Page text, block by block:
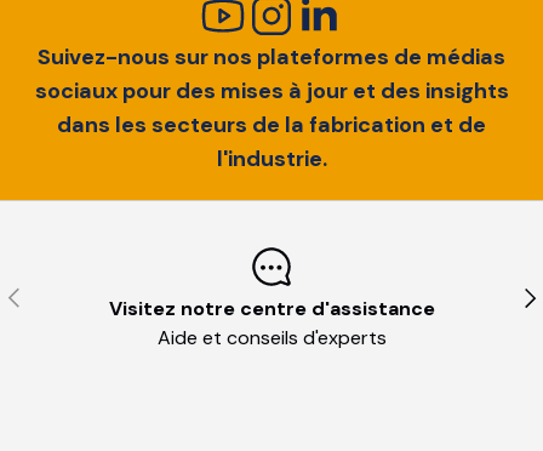
Suivez-nous sur nos plateformes de médias
sociaux pour des mises à jour et des insights
dans les secteurs de la fabrication et de
l'industrie.
Précédent
Visitez notre centre d'assistance
Aide et conseils d'experts